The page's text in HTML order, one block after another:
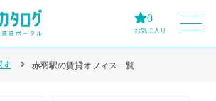
0
お気に入り
す 赤羽駅の賃貸オフィス一覧